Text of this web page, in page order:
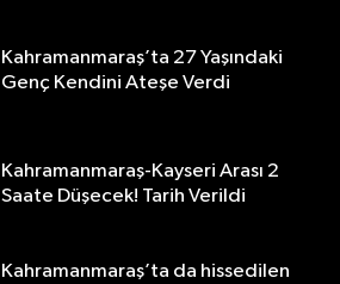
Kahramanmaraş’ta 27 Yaşındaki
Genç Kendini Ateşe Verdi
Kahramanmaraş-Kayseri Arası 2
Saate Düşecek! Tarih Verildi
Kahramanmaraş’ta da hissedilen